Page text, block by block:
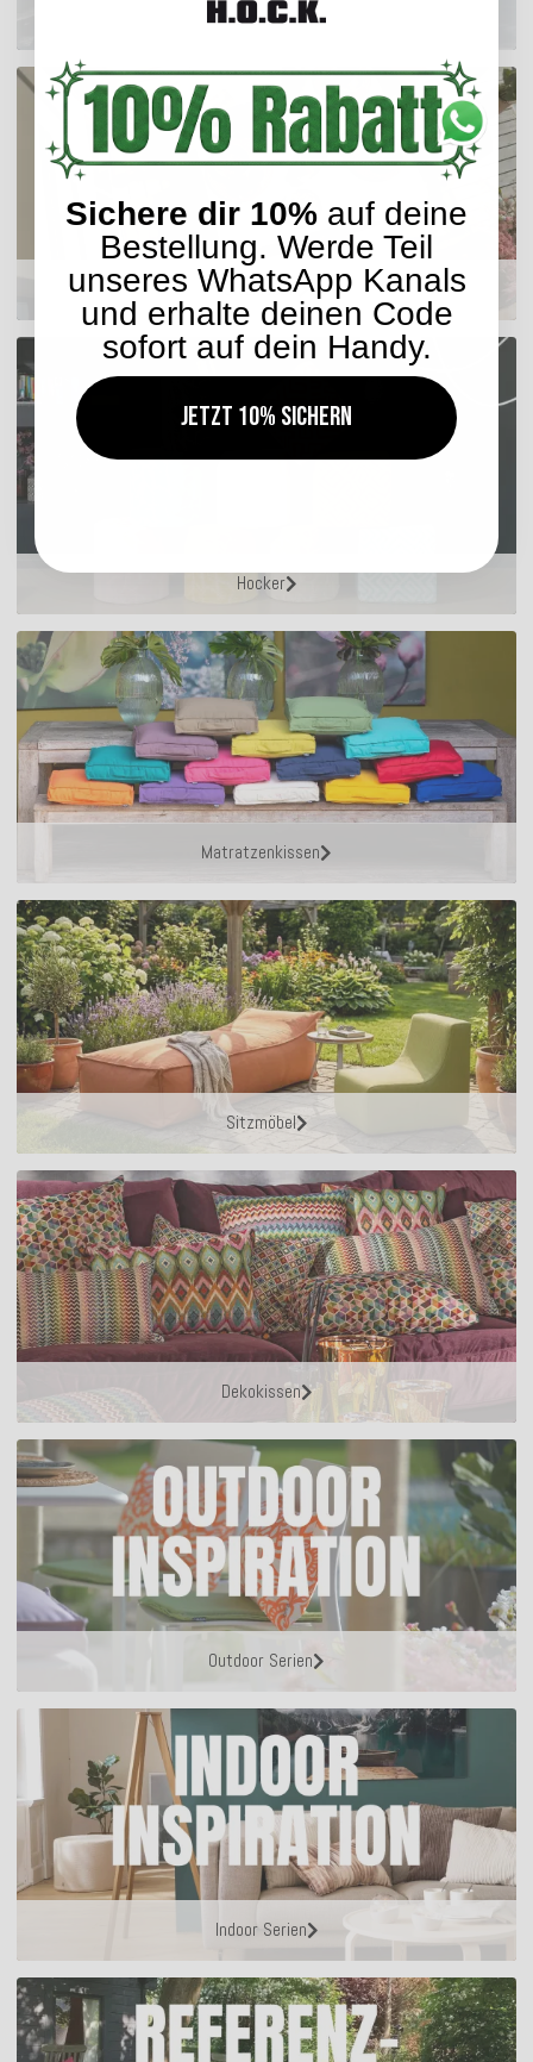
Outdoor Kissen
Sitzkissen
Hocker
Matratzenkissen
Sitzmöbel
Dekokissen
Outdoor Serien
Indoor Serien
Sichere dir 10% auf deine
Bestellung. Werde Teil
unseres WhatsApp Kanals
und erhalte deinen Code
sofort auf dein Handy.
Jetzt 10% sichern